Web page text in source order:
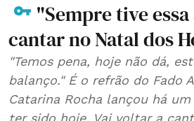
"Sempre tive
cantar no Natal dos
"Temos pena, hoje não dá,
balanço." É o refrão do Fado
Catarina Rocha lançou há
ter sido hoje. Vai voltar a